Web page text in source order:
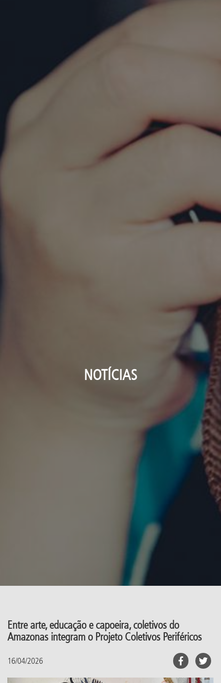
NOTÍCIAS
Entre arte, educação e capoeira, coletivos do
Amazonas integram o Projeto Coletivos Periféricos
16/04/2026